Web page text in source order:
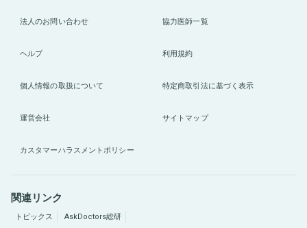
法人のお問い合わせ 協力医師一覧
ヘルプ 利用規約
個人情報の取扱について 特定商取引法に基づく表示
運営会社 サイトマップ
カスタマーハラスメントポリシー
関連リンク
トピックス
AskDoctors総研